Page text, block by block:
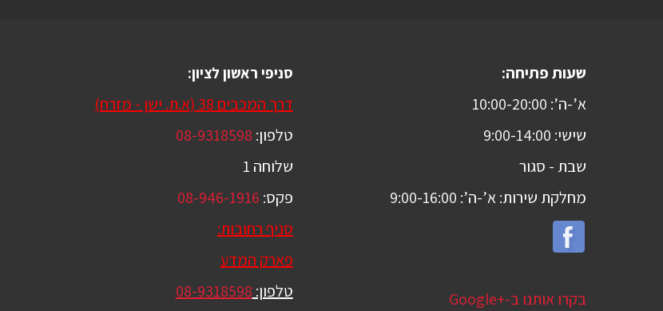
שעות פתיחה:
א’-ה’: 10:00-20:00
שישי: 9:00-14:00
שבת - סגור
מחלקת שירות: א’-ה’: 9:00-16:00
בקרו אותנו ב-Google+‎
סניפי ראשון לציון:
דרך המכבים 38 (א.ת. ישן - מזרח)
טלפון: 08-9318598
שלוחה 1
פקס: 08-946-1916
סניף רחובות:
פארק המדע
טלפון: 08-9318598